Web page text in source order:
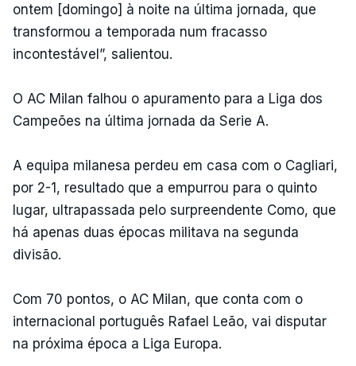
ontem [domingo] à noite na última jornada, que
transformou a temporada num fracasso
incontestável”, salientou.
O AC Milan falhou o apuramento para a Liga dos
Campeões na última jornada da Serie A.
A equipa milanesa perdeu em casa com o Cagliari,
por 2-1, resultado que a empurrou para o quinto
lugar, ultrapassada pelo surpreendente Como, que
há apenas duas épocas militava na segunda
divisão.
Com 70 pontos, o AC Milan, que conta com o
internacional português Rafael Leão, vai disputar
na próxima época a Liga Europa.